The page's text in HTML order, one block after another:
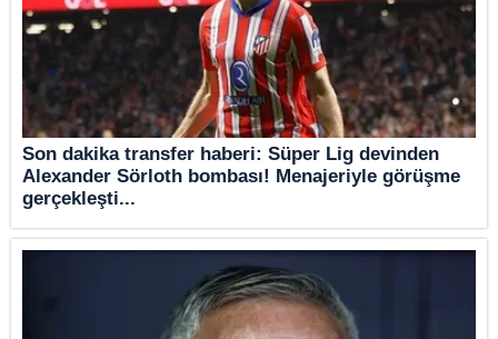
Son dakika transfer haberi: Süper Lig devinden
Alexander Sörloth bombası! Menajeriyle görüşme
gerçekleşti...